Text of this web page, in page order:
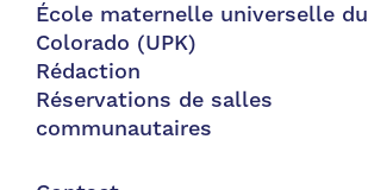
École maternelle universelle du
Colorado (UPK)
Rédaction
Réservations de salles
communautaires